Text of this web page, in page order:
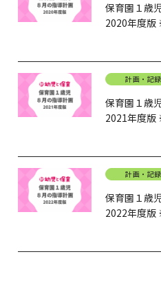
保育園１歳
2020年度版
計画・記録
保育園１歳
2021年度版
計画・記録
保育園１歳
2022年度版